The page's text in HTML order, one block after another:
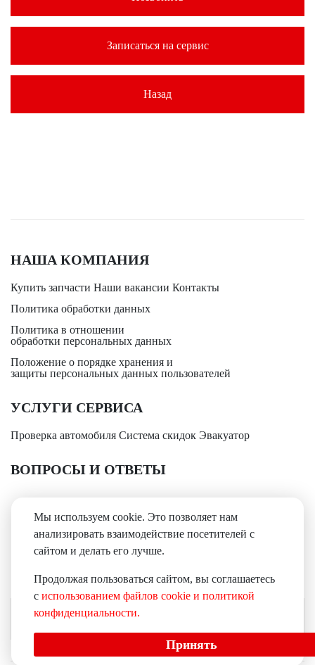
Назад
Записаться на сервис
НАША КОМПАНИЯ
Купить запчасти Наши вакансии Контакты
Политика обработки данных
Политика в отношении
обработки персональных данных
Положение о порядке хранения и
защиты персональных данных пользователей
УСЛУГИ СЕРВИСА
Проверка автомобиля Система скидок Эвакуатор
ВОПРОСЫ И ОТВЕТЫ
+7(3842)65-70-70
Мы принимаем:
Магазины и Сервисы «Бизон»
Мы используем cookie. Это позволяет нам
анализировать взаимодействие посетителей с
сайтом и делать его лучше.
Продолжая пользоваться сайтом, вы соглашаетесь
с использованием файлов cookie и политикой
конфиденциальности.
Принять